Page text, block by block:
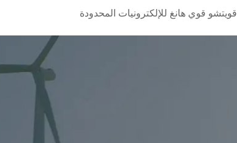
قويتشو قوي هانغ للإلكترونيات المحدودة